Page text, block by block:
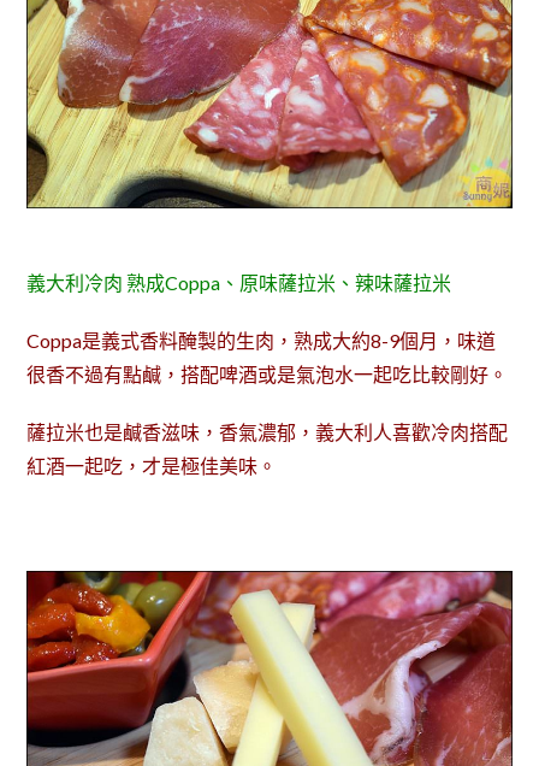
義大利冷肉 熟成Coppa、原味薩拉米、辣味薩拉米
Coppa是義式香料醃製的生肉，熟成大約8-9個月，味道
很香不過有點鹹，搭配啤酒或是氣泡水一起吃比較剛好。
薩拉米也是鹹香滋味，香氣濃郁，義大利人喜歡冷肉搭配
紅酒一起吃，才是極佳美味。